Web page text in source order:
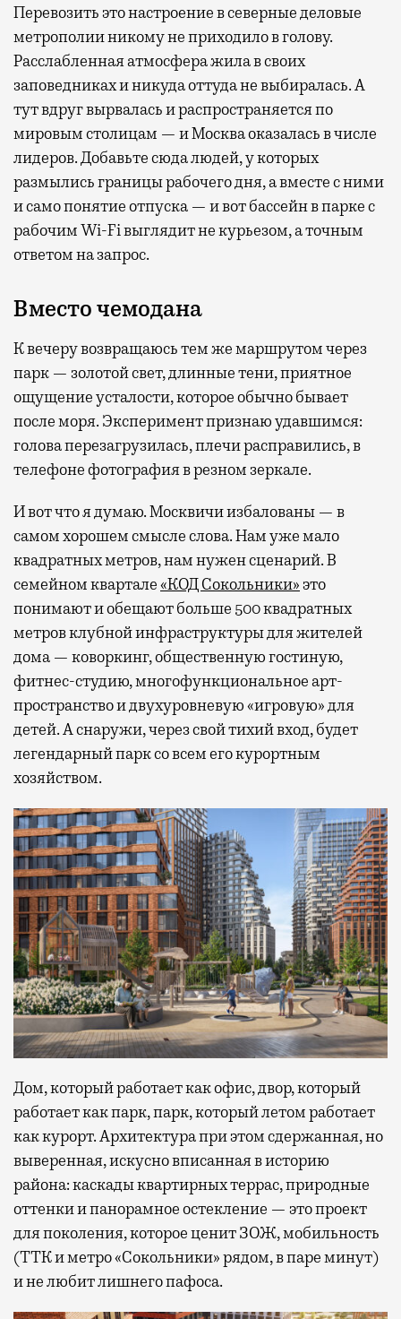
Перевозить это настроение в северные деловые
метрополии никому не приходило в голову.
Расслабленная атмосфера жила в своих
заповедниках и никуда оттуда не выбиралась. А
тут вдруг вырвалась и распространяется по
мировым столицам — и Москва оказалась в числе
лидеров. Добавьте сюда людей, у которых
размылись границы рабочего дня, а вместе с ними
и само понятие отпуска — и вот бассейн в парке с
рабочим Wi-Fi выглядит не курьезом, а точным
ответом на запрос.
Вместо чемодана
К вечеру возвращаюсь тем же маршрутом через
парк — золотой свет, длинные тени, приятное
ощущение усталости, которое обычно бывает
после моря. Эксперимент признаю удавшимся:
голова перезагрузилась, плечи расправились, в
телефоне фотография в резном зеркале.
И вот что я думаю. Москвичи избалованы — в
самом хорошем смысле слова. Нам уже мало
квадратных метров, нам нужен сценарий. В
семейном квартале«КОД Сокольники»это
понимают и обещают больше 500 квадратных
метров клубной инфраструктуры для жителей
дома — коворкинг, общественную гостиную,
фитнес-студию, многофункциональное арт-
пространство и двухуровневую «игровую» для
детей. А снаружи, через свой тихий вход, будет
легендарный парк со всем его курортным
хозяйством.
Дом, который работает как офис, двор, который
работает как парк, парк, который летом работает
как курорт. Архитектура при этом сдержанная, но
выверенная, искусно вписанная в историю
района: каскады квартирных террас, природные
оттенки и панорамное остекление — это проект
для поколения, которое ценит ЗОЖ, мобильность
(ТТК и метро «Сокольники» рядом, в паре минут)
и не любит лишнего пафоса.